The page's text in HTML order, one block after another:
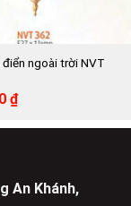
ngoài trời NVT
₫Giá
hiện
tại
An Khánh,